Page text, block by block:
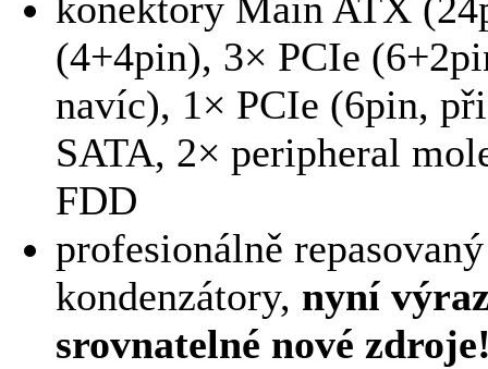
(4+4pin), 3× PCIe
navíc), 1× PCIe (6pin,
SATA, 2× peripheral
FDD
profesionálně
kondenzátory, nyní
srovnatelné nové